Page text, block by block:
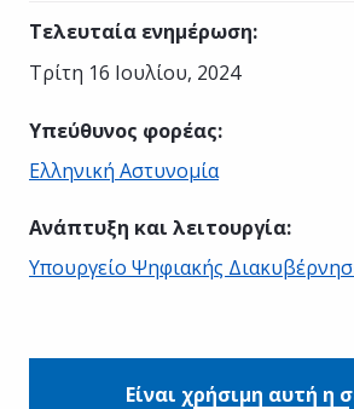
Τελευταία ενημέρωση:
Τρίτη 16 Ιουλίου, 2024
Υπεύθυνος φορέας:
Ελληνική Αστυνομία
Ανάπτυξη και λειτουργία:
Υπουργείο Ψηφιακής
Είναι χρήσιμη αυτή η